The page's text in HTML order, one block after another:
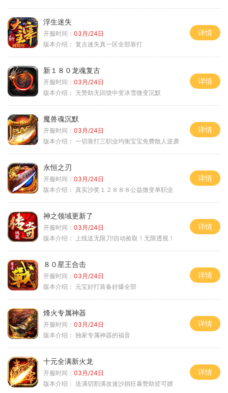
浮生迷失
开服时间： 03月/24日
版本介绍： 复古迷失真一区全部靠打
详情
新１８０龙魂复古
开服时间： 03月/24日
版本介绍： 无赞助无回馈中变冰雪微变沉默
详情
魔兽魂沉默
开服时间： 03月/24日
版本介绍： 一切靠打三职业均衡宝宝免费散人逆袭
详情
永恒之刃
开服时间： 03月/24日
版本介绍： 真实沙奖１２８８８公益微变单职业
详情
神之领域更新了
开服时间： 03月/24日
版本介绍：
上线送无限刀!自动捡取！无限透视！
详情
８０星王合击
开服时间： 03月/24日
版本介绍： 元宝好打装备好爆全部
详情
烽火专属神器
开服时间： 03月/24日
版本介绍： 独家专属神器的福音
详情
十元全满新火龙
开服时间： 03月/24日
版本介绍： 送满切割满攻速沙捐狂暴赞助皆可嫖
详情